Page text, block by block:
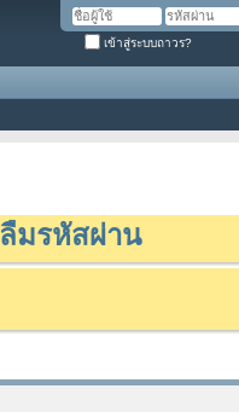
เข้าสู่ระบบถาวร?
ลืมรหัสผ่าน